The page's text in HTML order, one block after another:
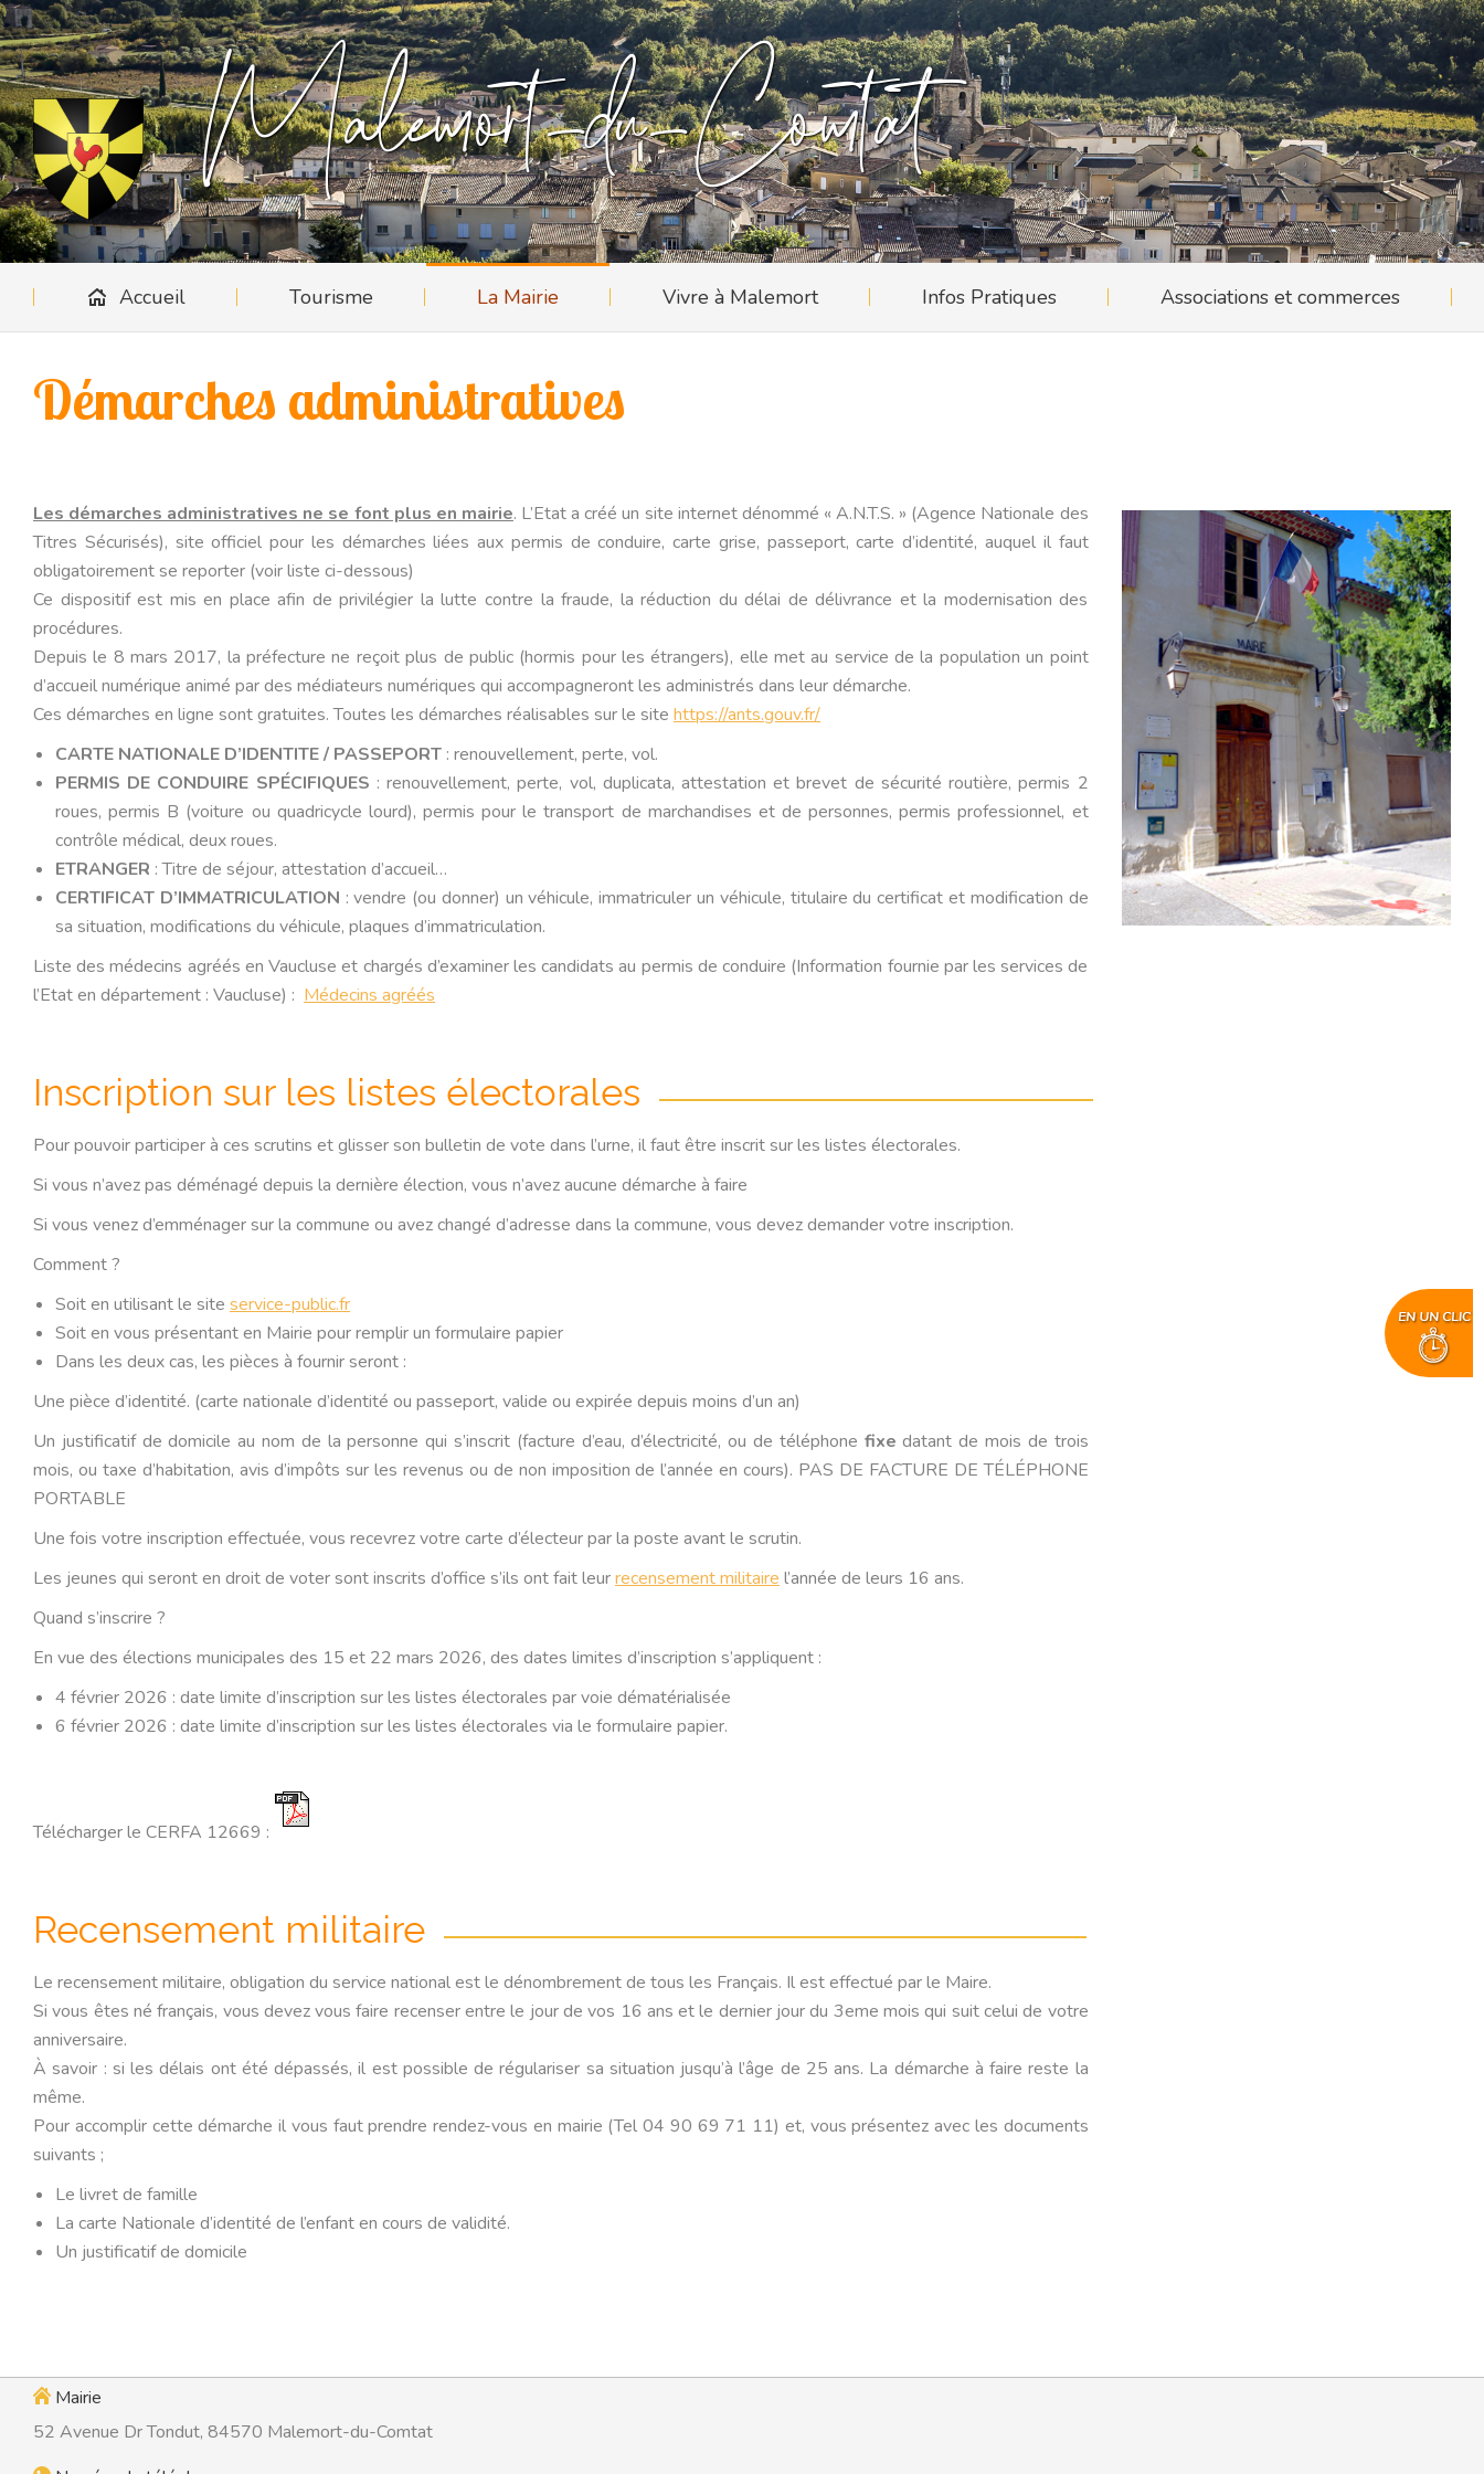
Malemort-du-Comtat
Accueil Tourisme La Mairie Vivre à Malemort Infos Pratiques Associations et commerces
Démarches administratives
Les démarches administratives ne se font plus en mairie. L’Etat a créé un site internet dénommé « A.N.T.S. » (Agence Nationale des
Titres Sécurisés), site officiel pour les démarches liées aux permis de conduire, carte grise, passeport, carte d’identité, auquel il faut
obligatoirement se reporter (voir liste ci-dessous)
Ce dispositif est mis en place afin de privilégier la lutte contre la fraude, la réduction du délai de délivrance et la modernisation des
procédures.
Depuis le 8 mars 2017, la préfecture ne reçoit plus de public (hormis pour les étrangers), elle met au service de la population un point
d’accueil numérique animé par des médiateurs numériques qui accompagneront les administrés dans leur démarche.
Ces démarches en ligne sont gratuites. Toutes les démarches réalisables sur le site https://ants.gouv.fr/
CARTE NATIONALE D’IDENTITE / PASSEPORT : renouvellement, perte, vol.
PERMIS DE CONDUIRE SPÉCIFIQUES : renouvellement, perte, vol, duplicata, attestation et brevet de sécurité routière, permis 2
roues, permis B (voiture ou quadricycle lourd), permis pour le transport de marchandises et de personnes, permis professionnel, et
contrôle médical, deux roues.
ETRANGER : Titre de séjour, attestation d’accueil…
CERTIFICAT D’IMMATRICULATION : vendre (ou donner) un véhicule, immatriculer un véhicule, titulaire du certificat et modification de
sa situation, modifications du véhicule, plaques d’immatriculation.
Liste des médecins agréés en Vaucluse et chargés d’examiner les candidats au permis de conduire (Information fournie par les services de
l’Etat en département : Vaucluse) : Médecins agréés
Inscription sur les listes électorales
Pour pouvoir participer à ces scrutins et glisser son bulletin de vote dans l’urne, il faut être inscrit sur les listes électorales.
Si vous n’avez pas déménagé depuis la dernière élection, vous n’avez aucune démarche à faire
Si vous venez d’emménager sur la commune ou avez changé d’adresse dans la commune, vous devez demander votre inscription.
Comment ?
Soit en utilisant le site service-public.fr
Soit en vous présentant en Mairie pour remplir un formulaire papier
Dans les deux cas, les pièces à fournir seront :
Une pièce d’identité. (carte nationale d’identité ou passeport, valide ou expirée depuis moins d’un an)
Un justificatif de domicile au nom de la personne qui s’inscrit (facture d’eau, d’électricité, ou de téléphone fixe datant de mois de trois
mois, ou taxe d’habitation, avis d’impôts sur les revenus ou de non imposition de l’année en cours). PAS DE FACTURE DE TÉLÉPHONE
PORTABLE
Une fois votre inscription effectuée, vous recevrez votre carte d’électeur par la poste avant le scrutin.
Les jeunes qui seront en droit de voter sont inscrits d’office s’ils ont fait leurrecensement militaire l’année de leurs 16 ans.
Quand s’inscrire ?
En vue des élections municipales des 15 et 22 mars 2026, des dates limites d’inscription s’appliquent :
4 février 2026 : date limite d’inscription sur les listes électorales par voie dématérialisée
6 février 2026 : date limite d’inscription sur les listes électorales via le formulaire papier.
Télécharger le CERFA 12669 :
Recensement militaire
Le recensement militaire, obligation du service national est le dénombrement de tous les Français. Il est effectué par le Maire.
Si vous êtes né français, vous devez vous faire recenser entre le jour de vos 16 ans et le dernier jour du 3eme mois qui suit celui de votre
anniversaire.
À savoir : si les délais ont été dépassés, il est possible de régulariser sa situation jusqu’à l’âge de 25 ans. La démarche à faire reste la
même.
Pour accomplir cette démarche il vous faut prendre rendez-vous en mairie (Tel 04 90 69 71 11) et, vous présentez avec les documents
suivants ;
Le livret de famille
La carte Nationale d’identité de l’enfant en cours de validité.
Un justificatif de domicile
Mairie
52 Avenue Dr Tondut, 84570 Malemort-du-Comtat
Accueil Tourisme La Mairie Vivre à Malemort Infos Pratiques Associations et commerces